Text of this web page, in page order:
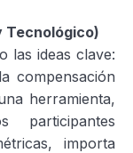
Tecnológico)
las ideas clave:
compensación
herramienta,
importa